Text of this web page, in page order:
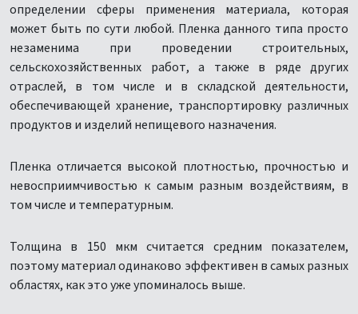
определении сферы применения материала, которая
может быть по сути любой. Пленка данного типа просто
незаменима при проведении строительных,
сельскохозяйственных работ, а также в ряде других
отраслей, в том числе и в складской деятельности,
обеспечивающей хранение, транспортировку различных
продуктов и изделий непищевого назначения.
Пленка отличается высокой плотностью, прочностью и
невосприимчивостью к самым разным воздействиям, в
том числе и температурным.
Толщина в 150 мкм считается средним показателем,
поэтому материал одинаково эффективен в самых разных
областях, как это уже упоминалось выше.